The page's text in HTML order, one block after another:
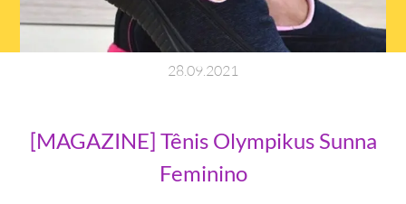
2809 2021
[MAGAZINE] Tênis Olympikus Sunna
Feminino